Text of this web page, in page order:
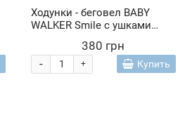
Ходунки - беговел BABY
WALKER Smile с ушками
малышей, Голубой (212)
380 грн
+
- Купить